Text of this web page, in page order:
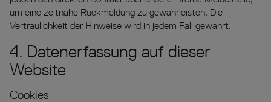
um eine zeitnahe Rückmeldung zu gewährleisten. Die
Vertraulichkeit der Hinweise wird in jedem Fall gewahrt.
4. Datenerfassung auf dieser
Website
Cookies